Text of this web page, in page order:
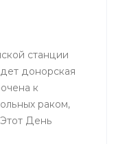
станции
донорская
к
раком,
День